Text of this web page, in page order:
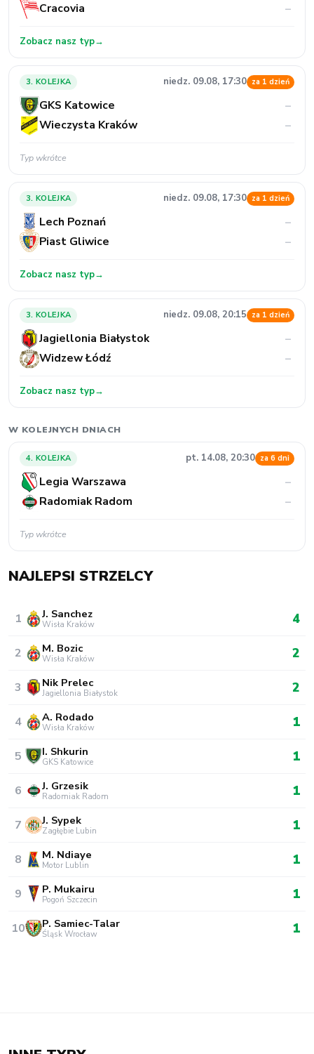
Cracovia
–
Zobacz nasz typ→
3. KOLEJKA niedz. 09.08, 17:30 za 1 dzień
GKS Katowice
–
Wieczysta Kraków
–
Typ wkrótce
3. KOLEJKA niedz. 09.08, 17:30 za 1 dzień
Lech Poznań
–
Piast Gliwice
–
Zobacz nasz typ→
3. KOLEJKA niedz. 09.08, 20:15 za 1 dzień
Jagiellonia Białystok
–
Widzew Łódź
–
Zobacz nasz typ→
W KOLEJNYCH DNIACH
4. KOLEJKA pt. 14.08, 20:30 za 6 dni
Legia Warszawa
–
Radomiak Radom
–
Typ wkrótce
NAJLEPSI STRZELCY
1 J. Sanchez
Wisła Kraków 4
2 M. Bozic
Wisła Kraków 2
3 Nik Prelec
Jagiellonia Białystok 2
4 A. Rodado
Wisła Kraków 1
5 I. Shkurin
GKS Katowice 1
6 J. Grzesik
Radomiak Radom 1
7 J. Sypek
Zagłębie Lubin 1
8 M. Ndiaye
Motor Lublin 1
9 P. Mukairu
Pogoń Szczecin 1
10 P. Samiec-Talar
Śląsk Wrocław 1